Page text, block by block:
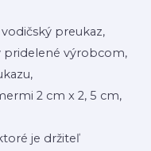
preukaz,
pridelené výrobcom,
2 cm x 2, 5 cm,
je držiteľ